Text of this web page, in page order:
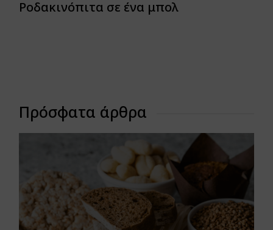
Ροδακινόπιτα σε ένα μπολ
Πρόσφατα άρθρα